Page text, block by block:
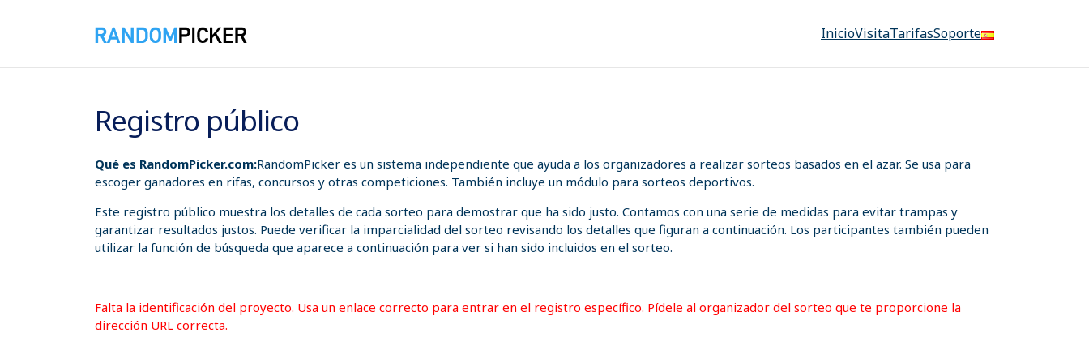
InicioVisitaTarifasSoporte
Registro público
Qué es RandomPicker.com:RandomPicker es un sistema independiente que ayuda a los organizadores a realizar sorteos basados en el azar. Se usa para
escoger ganadores en rifas, concursos y otras competiciones. También incluye un módulo para sorteos deportivos.
Este registro público muestra los detalles de cada sorteo para demostrar que ha sido justo. Contamos con una serie de medidas para evitar trampas y
garantizar resultados justos. Puede verificar la imparcialidad del sorteo revisando los detalles que figuran a continuación. Los participantes también pueden
utilizar la función de búsqueda que aparece a continuación para ver si han sido incluidos en el sorteo.
Falta la identificación del proyecto. Usa un enlace correcto para entrar en el registro específico. Pídele al organizador del sorteo que te proporcione la
dirección URL correcta.